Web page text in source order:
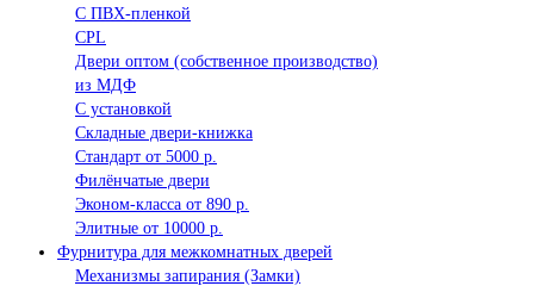
C ПВХ-пленкой
CPL
Двери оптом (собственное производство)
из МДФ
С установкой
Складные двери-книжка
Стандарт от 5000 р.
Филёнчатые двери
Эконом-класса от 890 р.
Элитные от 10000 р.
Фурнитура для межкомнатных дверей
Механизмы запирания (Замки)